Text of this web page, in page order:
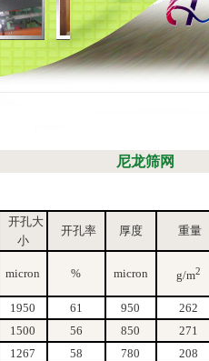
尼龙筛网
开孔大
小
开孔率 厚度 重量
micron % micron g/m2
1950 61 950 262
1500 56 850 271
1267 58 780 208